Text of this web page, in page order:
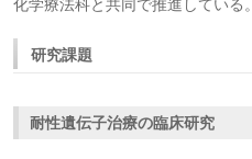
化学療法科と共同で推進している。
研究課題
耐性遺伝子治療の臨床研究